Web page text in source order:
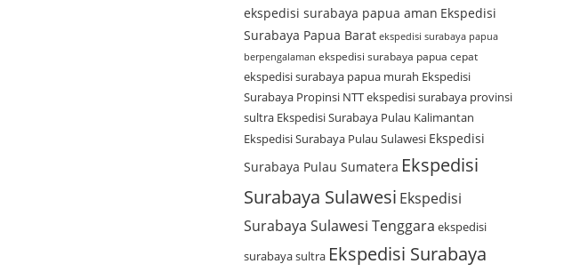
ekspedisi surabaya papua aman Ekspedisi
Surabaya Papua Barat ekspedisi surabaya papua
berpengalaman ekspedisi surabaya papua cepat
ekspedisi surabaya papua murah Ekspedisi
Surabaya Propinsi NTTekspedisi surabaya provinsi
sultra Ekspedisi Surabaya Pulau Kalimantan
Ekspedisi Surabaya Pulau Sulawesi Ekspedisi
Surabaya Pulau Sumatera Ekspedisi
Surabaya Sulawesi Ekspedisi
Surabaya Sulawesi Tenggara ekspedisi
surabaya sultra Ekspedisi Surabaya